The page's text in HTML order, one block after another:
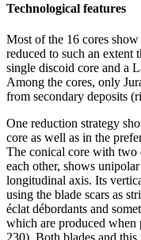
Technological features
Most of the 16 cores
reduced to such an extent
single discoid core and a
Among the cores, only
from secondary deposits
One reduction strategy
core as well as in the
The conical core with two
each other, shows
longitudinal axis. Its
using the blade scars as
éclat débordants and
which are produced when
230). Both blades and